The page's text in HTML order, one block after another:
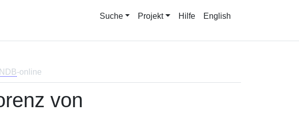
Suche Projekt Hilfe English
NDB-online
von